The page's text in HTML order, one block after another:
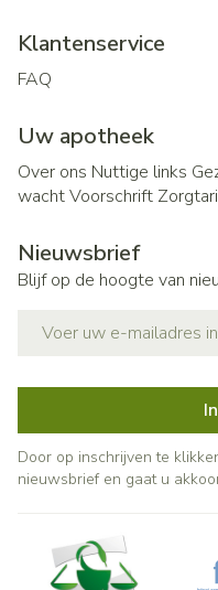
Klantenservice
FAQ
Uw apotheek
Over ons Nuttige links
wachtVoorschrift
Nieuwsbrief
Blijf op de hoogte van
Door op inschrijven te
nieuwsbrief en gaat u